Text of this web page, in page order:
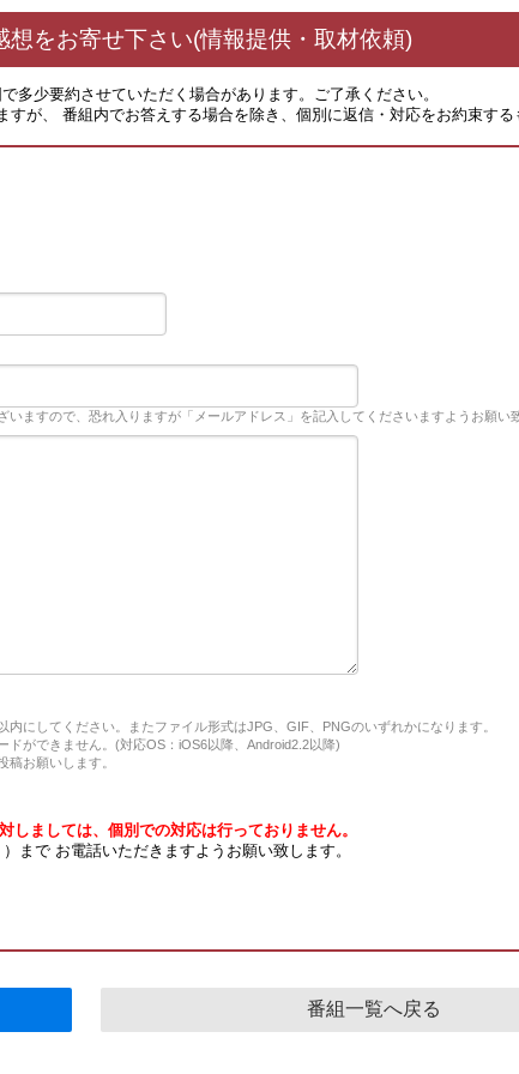
想をお寄せ下さい(情報提供・取材依頼)
多少要約させていただく場合があります。ご了承ください。
が、 番組内でお答えする場合を除き、個別に返信・対応をお約束する
いますので、恐れ入りますが「メールアドレス」を記入してくださいますようお願い
にしてください。またファイル形式はJPG、GIF、PNGのいずれかになります。
ができません。(対応OS：iOS6以降、Android2.2以降)
お願いします。
ましては、個別での対応は行っておりません。
まで お電話いただきますようお願い致します。
番組一覧へ戻る